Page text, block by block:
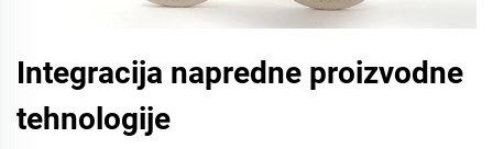
Integracija napredne proizvodne
tehnologije